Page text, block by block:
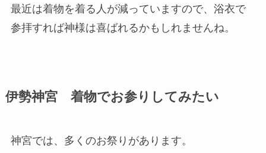
最近は着物を着る人が減っていますので、浴衣で
参拝すれば神様は喜ばれるかもしれませんね。
伊勢神宮 着物でお参りしてみたい
神宮では、多くのお祭りがあります。